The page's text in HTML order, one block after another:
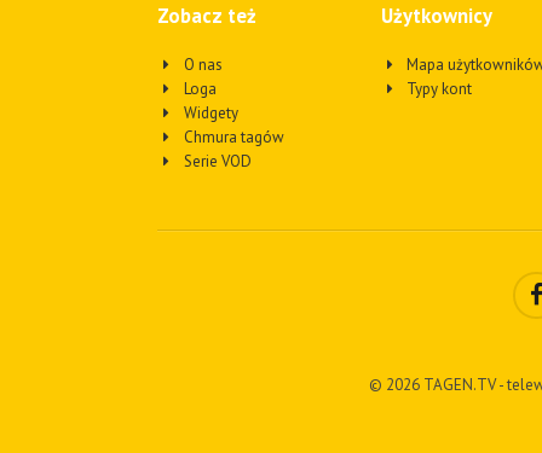
Zobacz też
O nas
Loga
Widgety
Chmura tagów
Serie VOD
Użytkownicy
Mapa
Typy kont
© 2026 TAGEN.TV -